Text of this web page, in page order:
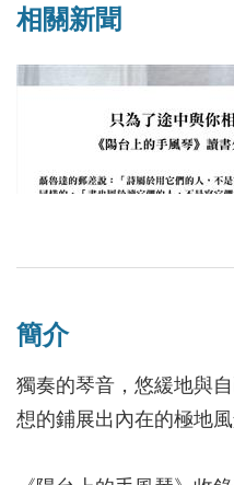
相關新聞
簡介
獨奏的琴音，悠緩地與
想的鋪展出內在的極地風